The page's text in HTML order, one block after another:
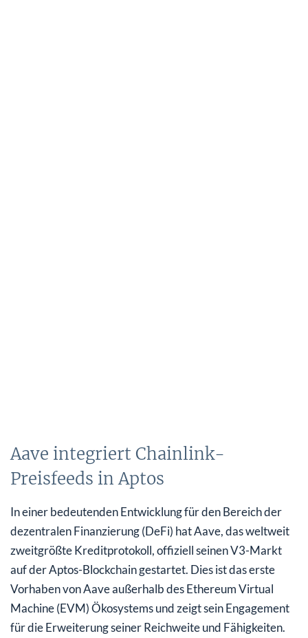
Aave integriert Chainlink-
Preisfeeds in Aptos
In einer bedeutenden Entwicklung für den Bereich der
dezentralen Finanzierung (DeFi) hat Aave, das weltweit
zweitgrößte Kreditprotokoll, offiziell seinen V3-Markt
auf der Aptos-Blockchain gestartet. Dies ist das erste
Vorhaben von Aave außerhalb des Ethereum Virtual
Machine (EVM) Ökosystems und zeigt sein Engagement
für die Erweiterung seiner Reichweite und Fähigkeiten.